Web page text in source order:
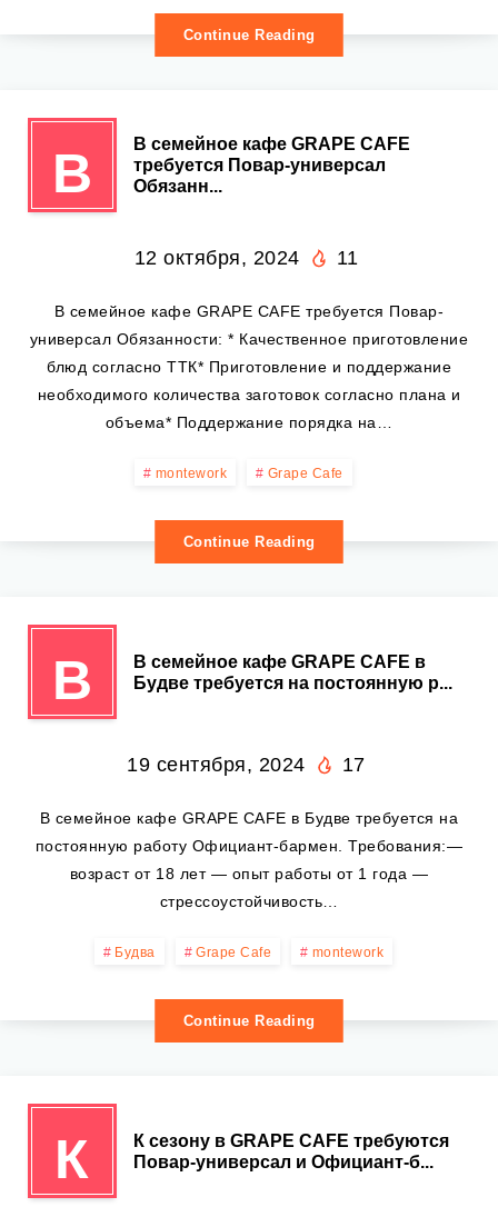
Continue Reading
В
В семейное кафе GRAPE CAFE
требуется Повар-универсал
Обязанн...
12 октября, 2024 11
В семейное кафе GRAPE CAFE требуется Повар-
универсал Обязанности: * Качественное приготовление
блюд согласно ТТК* Приготовление и поддержание
необходимого количества заготовок согласно плана и
объема* Поддержание порядка на…
montework Grape Cafe
Continue Reading
В
В семейное кафе GRAPE CAFE в
Будве требуется на постоянную р...
19 сентября, 2024 17
В семейное кафе GRAPE CAFE в Будве требуется на
постоянную работу Официант-бармен. Требования:—
возраст от 18 лет — опыт работы от 1 года —
стрессоустойчивость…
Будва Grape Cafe montework
Continue Reading
К
К сезону в GRAPE CAFE требуются
Повар-универсал и Официант-б...